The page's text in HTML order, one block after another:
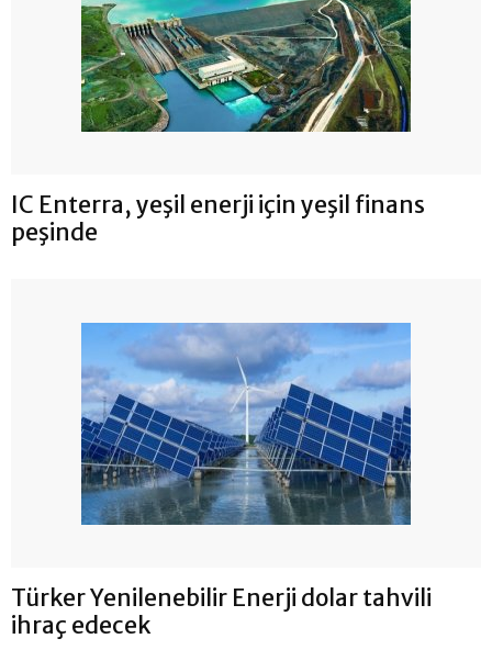
IC Enterra, yeşil enerji için yeşil finans
peşinde
Türker Yenilenebilir Enerji dolar tahvili
ihraç edecek